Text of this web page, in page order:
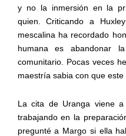
y no la inmersión en la
quien. Criticando a
mescalina ha recordado
humana es abandonar
comunitario. Pocas veces
maestría sabia con que este
La cita de Uranga viene
trabajando en la
pregunté a Margo si ella